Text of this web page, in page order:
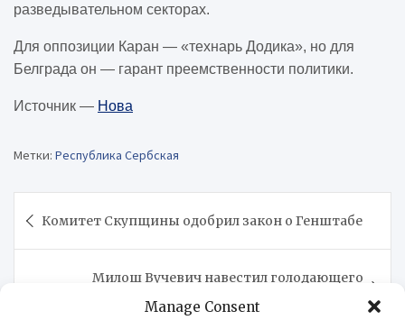
Manage Consent
разведывательном секторах.
Для оппозиции Каран — «технарь Додика», но для
Белграда он — гарант преемственности политики.
Источник — Нова
Метки: Республика Сербская
по Комитет Скупщины одобрил закон о Генштабе
Милош Вучевич навестил голодающего